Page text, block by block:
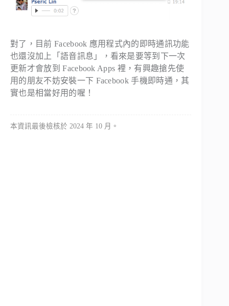
對了，目前 Facebook 應用程式內的即時通訊功能
也還沒加上「語音訊息」，看來是要等到下一次
更新才會放到 Facebook Apps 裡，有興趣搶先使
用的朋友不妨安裝一下 Facebook 手機即時通，其
實也是相當好用的喔！
本資訊最後檢核於 2024 年 10 月。